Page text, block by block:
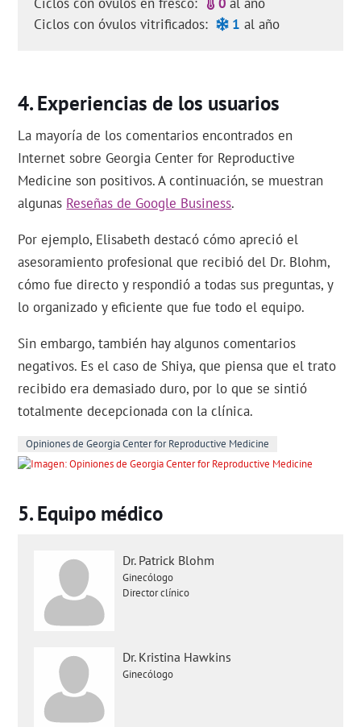
Ciclos con óvulos vitrificados:
1 al año
Experiencias de los usuarios
La mayoría de los comentarios encontrados en
Internet sobre Georgia Center for Reproductive
Medicine son positivos. A continuación, se muestran
algunas Reseñas de Google Business.
Por ejemplo, Elisabeth destacó cómo apreció el
asesoramiento profesional que recibió del Dr. Blohm,
cómo fue directo y respondió a todas sus preguntas, y
lo organizado y eficiente que fue todo el equipo.
Sin embargo, también hay algunos comentarios
negativos. Es el caso de Shiya, que piensa que el trato
recibido era demasiado duro, por lo que se sintió
totalmente decepcionada con la clínica.
Opiniones de Georgia Center for Reproductive Medicine
Equipo médico
Dr. Patrick Blohm
Ginecólogo
Director clínico
Dr. Kristina Hawkins
Ginecólogo